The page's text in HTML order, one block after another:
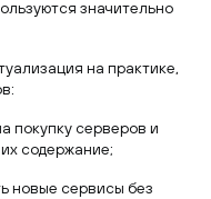
значительно
на практике,
покупку серверов и
содержание;
новые сервисы без